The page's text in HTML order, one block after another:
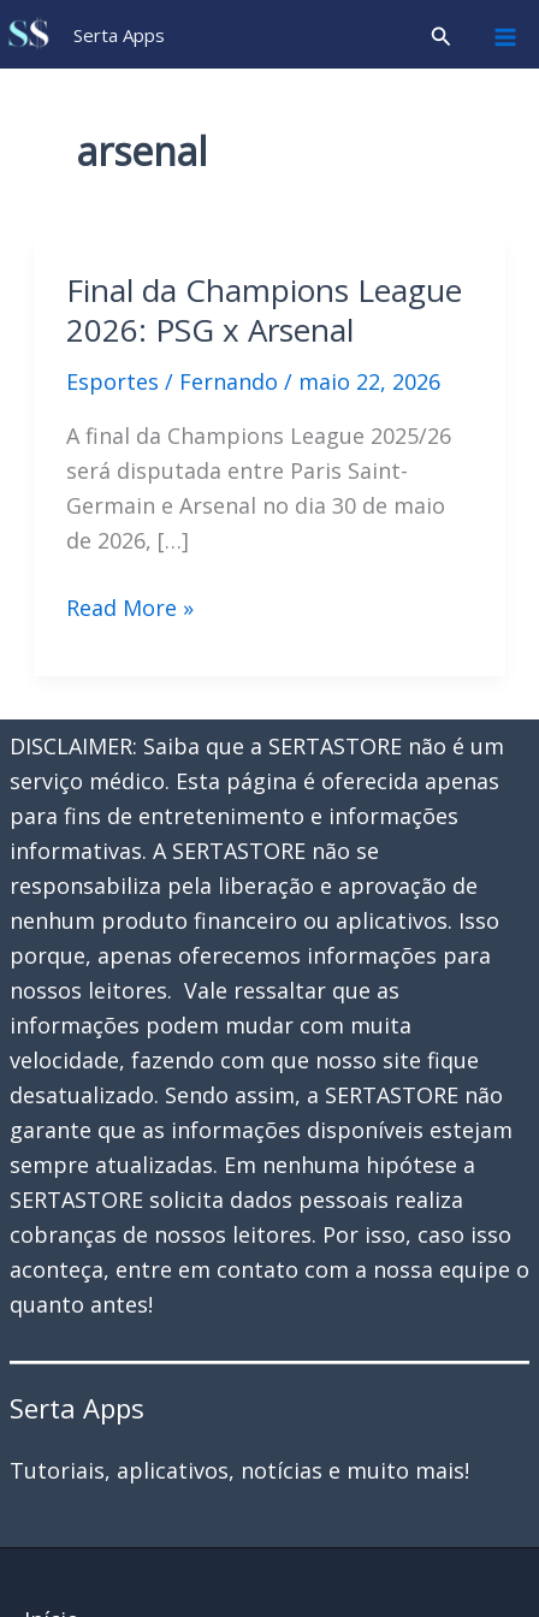
Ir
para
Serta Apps Pesquisar
arsenal
Final da Champions League
2026: PSG x Arsenal
Esportes / Fernando / maio 22, 2026
A final da Champions League 2025/26
será disputada entre Paris Saint-
Germain e Arsenal no dia 30 de maio
de 2026, […]
Final
2026:
PSG
x
Arsenal
Read More »
DISCLAIMER: Saiba que a SERTASTORE não é um
serviço médico. Esta página é oferecida apenas
para fins de entretenimento e informações
informativas. A SERTASTORE não se
responsabiliza pela liberação e aprovação de
nenhum produto financeiro ou aplicativos. Isso
porque, apenas oferecemos informações para
nossos leitores. Vale ressaltar que as
informações podem mudar com muita
velocidade, fazendo com que nosso site fique
desatualizado. Sendo assim, a SERTASTORE não
garante que as informações disponíveis estejam
sempre atualizadas. Em nenhuma hipótese a
SERTASTORE solicita dados pessoais realiza
cobranças de nossos leitores. Por isso, caso isso
aconteça, entre em contato com a nossa equipe o
quanto antes!
Serta Apps
Tutoriais, aplicativos, notícias e muito mais!